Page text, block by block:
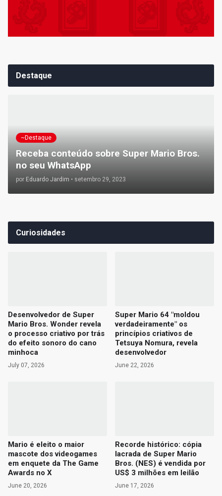
Destaque
~Destaque
Receba conteúdo sobre Super Mario Bros.
no seu WhatsApp
por Eduardo Jardim • setembro 29, 2023
Curiosidades
Desenvolvedor de Super
Mario Bros. Wonder revela
o processo criativo por trás
do efeito sonoro do cano
minhoca
July 07, 2026
Super Mario 64 "moldou
verdadeiramente" os
princípios criativos de
Tetsuya Nomura, revela
desenvolvedor
June 22, 2026
Mario é eleito o maior
mascote dos videogames
em enquete da The Game
Awards no X
June 20, 2026
Recorde histórico: cópia
lacrada de Super Mario
Bros. (NES) é vendida por
US$ 3 milhões em leilão
June 17, 2026